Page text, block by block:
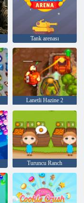
Tank arenası
Lanetli Hazine 2
Turuncu Ranch